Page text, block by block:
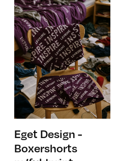
Eget Design -
Boxershorts